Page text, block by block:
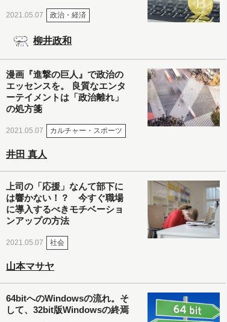
2021.05.07 政治・経済
柳井政和
漫画『進撃の巨人』で政治の
エッセンスを。 良質なエンタ
ーテイメントは「政治離れ」
の処方箋
2021.05.07 カルチャー・スポーツ
井田 真人
上司の「応援」なんて部下に
は響かない！？ 今すぐ職場
に導入するべきモチベーショ
ンアップの方法
2021.05.07 社会
山本マサヤ
64bitへのWindowsの流れ。そ
して、32bit版Windowsの終焉